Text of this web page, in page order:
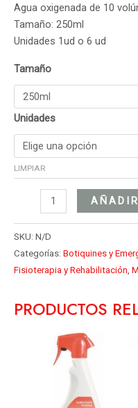
Agua oxigenada de 10
Tamaño: 250ml
Unidades 1ud o 6 ud
Tamaño
Unidades
LIMPIAR
SKU: N/D
Categorías: Botiquines y
Fisioterapia y Rehabilitación
PRODUCTOS